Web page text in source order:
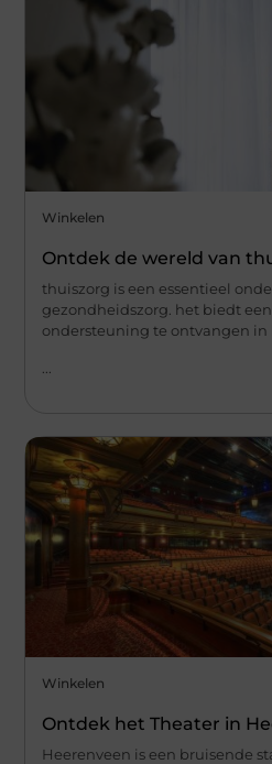
Winkelen
Ontdek de wereld van
thuiszorg is een essentieel
gezondheidszorg. het biedt
ondersteuning te ontvangen in
Winkelen
Ontdek het Theater in
Heerenveen is een bruisende